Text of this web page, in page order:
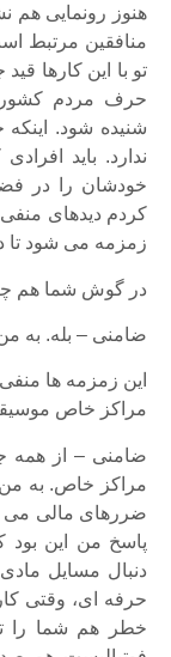
هنوز رونمایی هم
منافقین مرتبط
تو با این کارها
حرف مردم
شنیده شود. اینکه
ندارد. باید
خودشان را در
کردم دیدهای
زمزمه می شود تا
در گوش شما هم
ضامنی – بله. به
این زمزمه ها
مراکز خاص
ضامنی – از همه
مراکز خاص. به من
ضررهای مالی می
پاسخ من این بود
دنبال مسایل
حرفه ای، وقتی
خطر هم شما را